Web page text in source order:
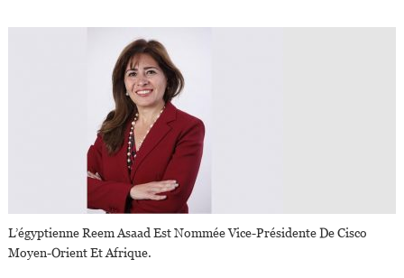
L’égyptienne Reem Asaad Est Nommée Vice-Présidente De Cisco
Moyen-Orient Et Afrique.